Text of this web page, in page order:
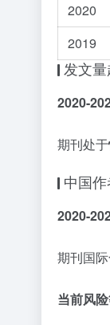
2020
2019
发文
2020-
期刊处于
中国
2020-
期刊国
当前风